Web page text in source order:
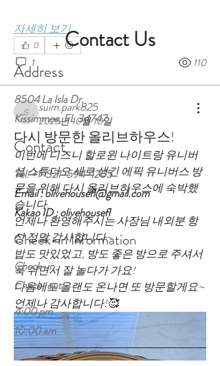
자세히 보기
0
1 110
suim.park825
suim.park825
2025년 10월 10일
다시 방문한 올리브하우스!
이번에 디즈니 할로윈 나이트랑 유니버
셜 스튜디오 새로 생긴 에픽 유니버스 방
문을 위해 다시 올리브하우스에 숙박했
습니다.
언제나 환영해주시는 사장님 내외분 항
상 정말 감사합니다~
밥도 맛있었고, 방도 좋은 방으로 주셔서
푹 쉬면서 잘 놀다가 가요!
다음에도 올랜도 온나면 또 방문할게요~
언제나 감사합니다!🥰
Contact Us
Address
8504 La Isla Dr.
Kissimmee, FL 34747
Contact
Tel:+1-321-594-1205
Email : olivehousefl@gmail.com
Kakao ID : olivehousefl
Check-in Information
Check-in
Check-out
4:00 pm
10:00 am